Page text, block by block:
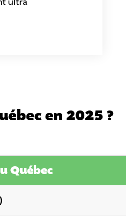
en 2025 ?
Québec